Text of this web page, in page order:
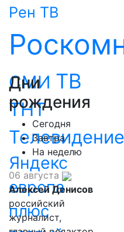
Рен ТВ
СМИ ТВ
ТНТ
Телевидение
Яндекс
европа
плюс
Дни
рождения
Сегодня
Завтра
На неделю
06 августа
Алексей Денисов
российский
журналист,